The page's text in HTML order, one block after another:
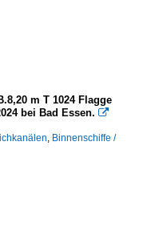
m T 1024 Flagge
bei Bad Essen. 
Binnenschiffe /